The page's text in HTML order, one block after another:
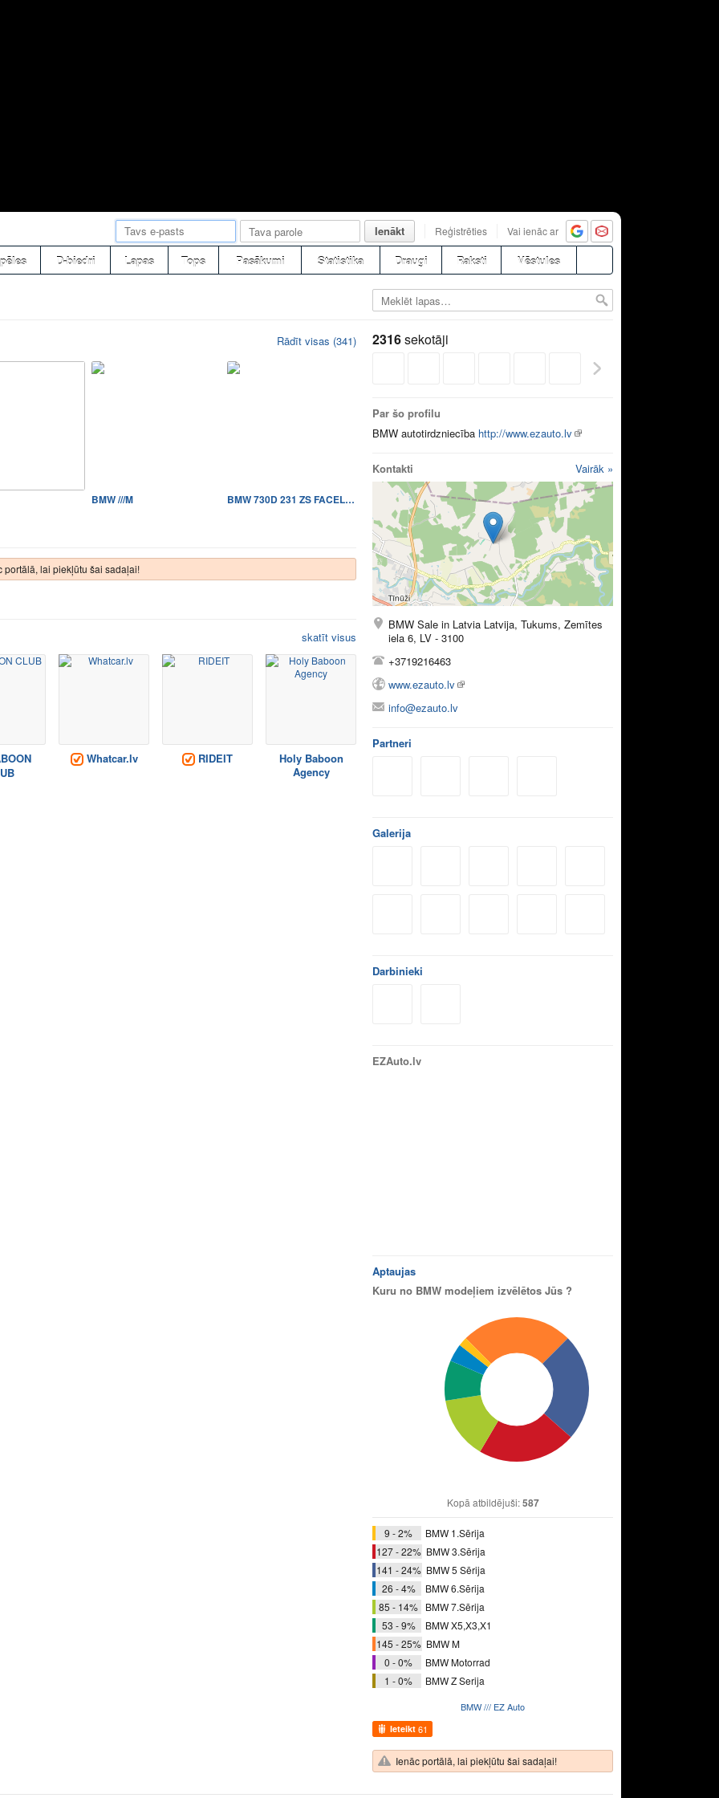
Ienākt Reģistrēties Vai ienāc ar
D-biedri Lapas Tops Pasākumi Statistika Draugi Raksti Vēstules
Rādīt visas (341)
BMW ///M BMW 730D 231 ZS FACELIFT SP…
portālā, lai piekļūtu šai sadaļai!
skatīt visus
Whatcar.lv RIDEIT
Holy Baboon
Agency
2316sekotāji
Par šo profilu
BMW autotirdzniecība http://www.ezauto.lv
Kontakti Vairāk »
BMW Sale in Latvia Latvija, Tukums, Zemītes
iela 6, LV - 3100
+3719216463
www.ezauto.lv
info@ezauto.lv
Partneri
Galerija
Darbinieki
EZAuto.lv
Aptaujas
Kuru no BMW modeļiem izvēlētos Jūs ?
Kopā atbildējuši:587
9 - 2%
BMW 1.Sērija
127 - 22% BMW 3.Sērija
141 - 24% BMW 5 Sērija
26 - 4%
BMW 6.Sērija
85 - 14% BMW 7.Sērija
53 - 9%
BMW X5,X3,X1
145 - 25% BMW M
0 - 0%
BMW Motorrad
1 - 0%
BMW Z Serija
BMW /// EZ Auto
Ieteikt 61
Ienāc portālā, lai piekļūtu šai sadaļai!